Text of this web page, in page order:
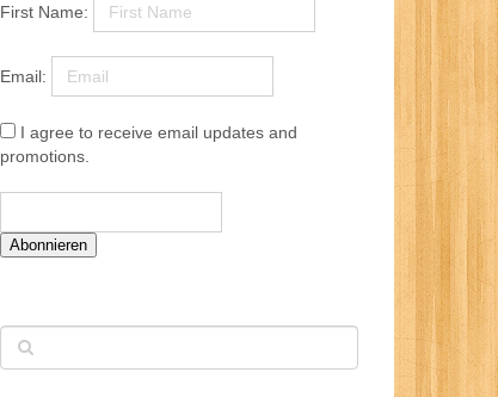
First Name:
Email:
I agree to receive email updates and
promotions.
Abonnieren